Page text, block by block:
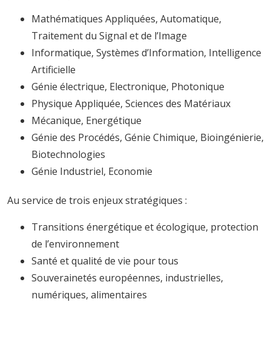
Mathématiques Appliquées, Automatique,
Traitement du Signal et de l’Image
Informatique, Systèmes d’Information, Intelligence
Artificielle
Génie électrique, Electronique, Photonique
Physique Appliquée, Sciences des Matériaux
Mécanique, Energétique
Génie des Procédés, Génie Chimique, Bioingénierie,
Biotechnologies
Génie Industriel, Economie
Au service de trois enjeux stratégiques :
Transitions énergétique et écologique, protection
de l’environnement
Santé et qualité de vie pour tous
Souverainetés européennes, industrielles,
numériques, alimentaires